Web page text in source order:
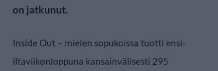
on jatkunut.
Inside Out – mielen sopukoissa tuotti ensi-
iltaviikonloppuna kansainvälisesti 295